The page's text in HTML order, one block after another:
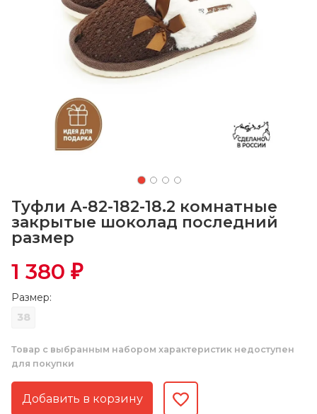
Туфли А-82-182-18.2 комнатные
закрытые шоколад последний
размер
1 380 ₽
Размер:
38
Товар с выбранным набором характеристик недоступен
для покупки